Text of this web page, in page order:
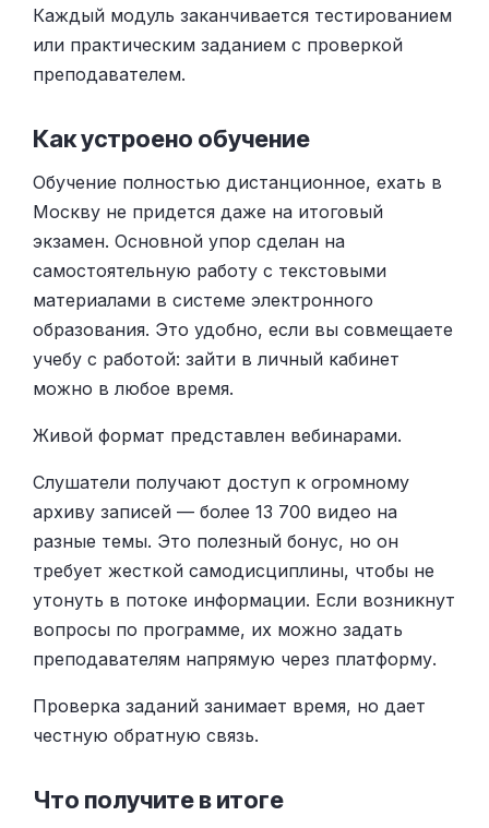
Каждый модуль заканчивается тестированием
или практическим заданием с проверкой
преподавателем.
Как устроено обучение
Обучение полностью дистанционное, ехать в
Москву не придется даже на итоговый
экзамен. Основной упор сделан на
самостоятельную работу с текстовыми
материалами в системе электронного
образования. Это удобно, если вы совмещаете
учебу с работой: зайти в личный кабинет
можно в любое время.
Живой формат представлен вебинарами.
Слушатели получают доступ к огромному
архиву записей — более 13 700 видео на
разные темы. Это полезный бонус, но он
требует жесткой самодисциплины, чтобы не
утонуть в потоке информации. Если возникнут
вопросы по программе, их можно задать
преподавателям напрямую через платформу.
Проверка заданий занимает время, но дает
честную обратную связь.
Что получите в итоге